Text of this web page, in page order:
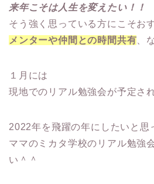
来年こそは人生を変えたい！！
そう強く思っている方にこそお
メンターや仲間との時間共有 、
１月には
現地でのリアル勉強会が予定さ
2022年を飛躍の年にしたいと思
ママのミカタ学校のリアル勉強
い＾＾